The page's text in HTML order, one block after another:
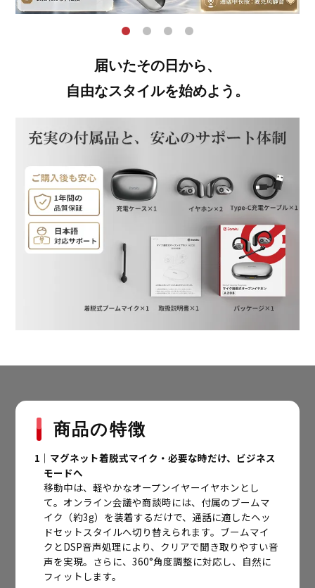
届いたその日から、
自由なスタイルを始めよう。
商品の特徴
1｜マグネット着脱式マイク・必要な時だけ、ビジネス
モードへ
移動中は、軽やかなオープンイヤーイヤホンとし
て。オンライン会議や商談時には、付属のブームマ
イク（約3g）を装着するだけで、通話に適したヘッ
ドセットスタイルへ切り替えられます。ブームマイ
クとDSP音声処理により、クリアで聞き取りやすい音
声を実現。さらに、360°角度調整に対応し、自然に
フィットします。